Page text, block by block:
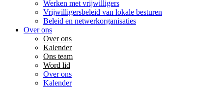
Werken met vrijwilligers
Vrijwilligersbeleid van lokale besturen
Beleid en netwerkorganisaties
Over ons
Over ons
Kalender
Ons team
Word lid
Over ons
Kalender